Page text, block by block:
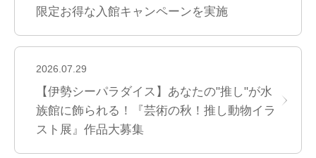
限定お得な入館キャンペーンを実施
2026.07.29
【伊勢シーパラダイス】あなたの"推し"が水
族館に飾られる！『芸術の秋！推し動物イラ
スト展』作品大募集